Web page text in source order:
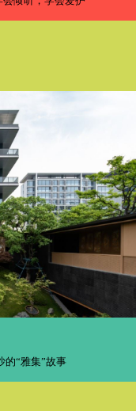
倾听，学会爱护